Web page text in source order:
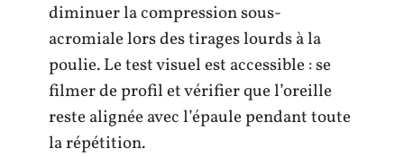
diminuer la compression sous-
acromiale lors des tirages lourds à la
poulie. Le test visuel est accessible : se
filmer de profil et vérifier que l’oreille
reste alignée avec l’épaule pendant toute
la répétition.